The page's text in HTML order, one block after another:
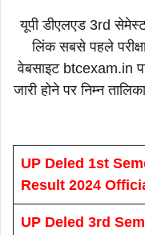
यूपी डीएलएड 3rd
लिंक सबसे पहले
वेबसाइट btcexam.in
जारी होने पर निम्न
UP Deled 1st
Result 2024
UP Deled 3rd